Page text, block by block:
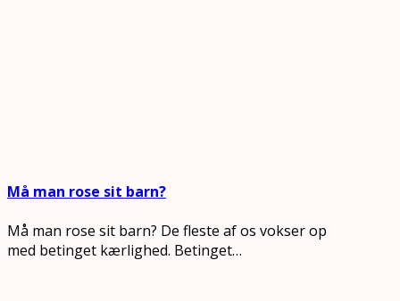
Må man rose sit barn?
Må man rose sit barn? De fleste af os vokser op
med betinget kærlighed. Betinget…